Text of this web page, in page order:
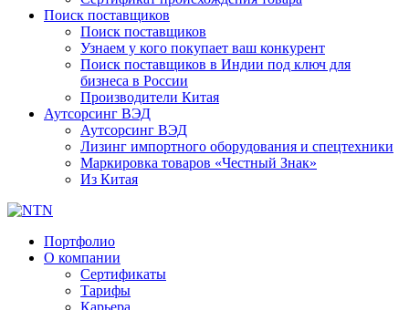
Поиск поставщиков
Поиск поставщиков
Узнаем у кого покупает ваш конкурент
Поиск поставщиков в Индии под ключ для
бизнеса в России
Производители Китая
Аутсорсинг ВЭД
Аутсорсинг ВЭД
Лизинг импортного оборудования и спецтехники
Маркировка товаров «Честный Знак»
Из Китая
Портфолио
О компании
Сертификаты
Тарифы
Карьера